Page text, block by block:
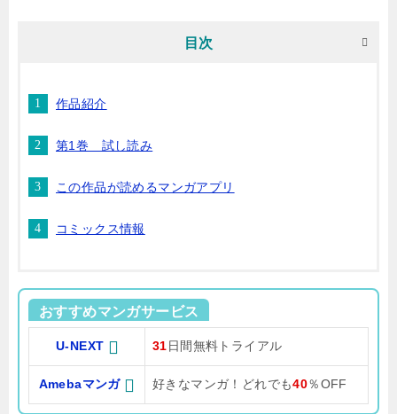
目次
作品紹介
第1巻 試し読み
この作品が読めるマンガアプリ
コミックス情報
おすすめマンガサービス
U-NEXT 31 日間無料トライアル
Amebaマンガ 好きなマンガ！どれでも40％OFF